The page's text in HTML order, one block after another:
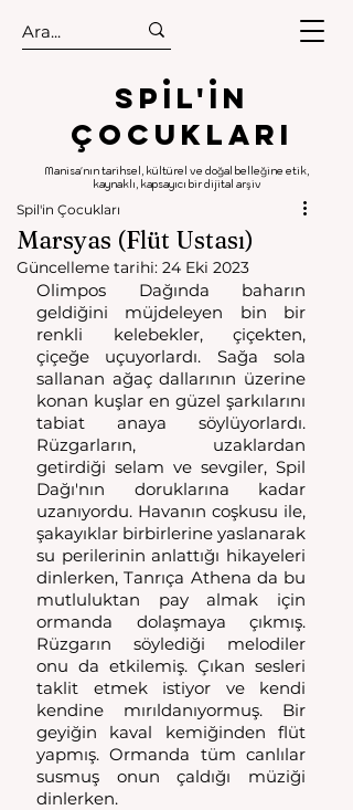
.
.
Spıl'in
Çocukları
Manisa'nın tarihsel, kültürel ve doğal belleğine etik,
kaynaklı, kapsayıcı bir dijital arşiv
Marsyas (Flüt Ustası)
Spil'in Çocukları
Güncelleme tarihi: 24 Eki 2023
Olimpos Dağında baharın
geldiğini müjdeleyen bin bir
renkli kelebekler, çiçekten,
çiçeğe uçuyorlardı. Sağa sola
sallanan ağaç dallarının üzerine
konan kuşlar en güzel şarkılarını
tabiat anaya söylüyorlardı.
Rüzgarların, uzaklardan
getirdiği selam ve sevgiler, Spil
Dağı'nın doruklarına kadar
uzanıyordu. Havanın coşkusu ile,
şakayıklar birbirlerine yaslanarak
su perilerinin anlattığı hikayeleri
dinlerken, Tanrıça Athena da bu
mutluluktan pay almak için
ormanda dolaşmaya çıkmış.
Rüzgarın söylediği melodiler
onu da etkilemiş. Çıkan sesleri
taklit etmek istiyor ve kendi
kendine mırıldanıyormuş. Bir
geyiğin kaval kemiğinden flüt
yapmış. Ormanda tüm canlılar
susmuş onun çaldığı müziği
dinlerken.